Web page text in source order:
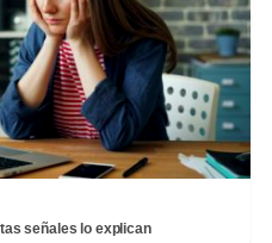
señales lo explican